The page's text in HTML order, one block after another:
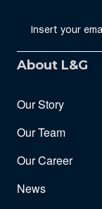
About L&G
Our Story
Our Team
Our Career
News